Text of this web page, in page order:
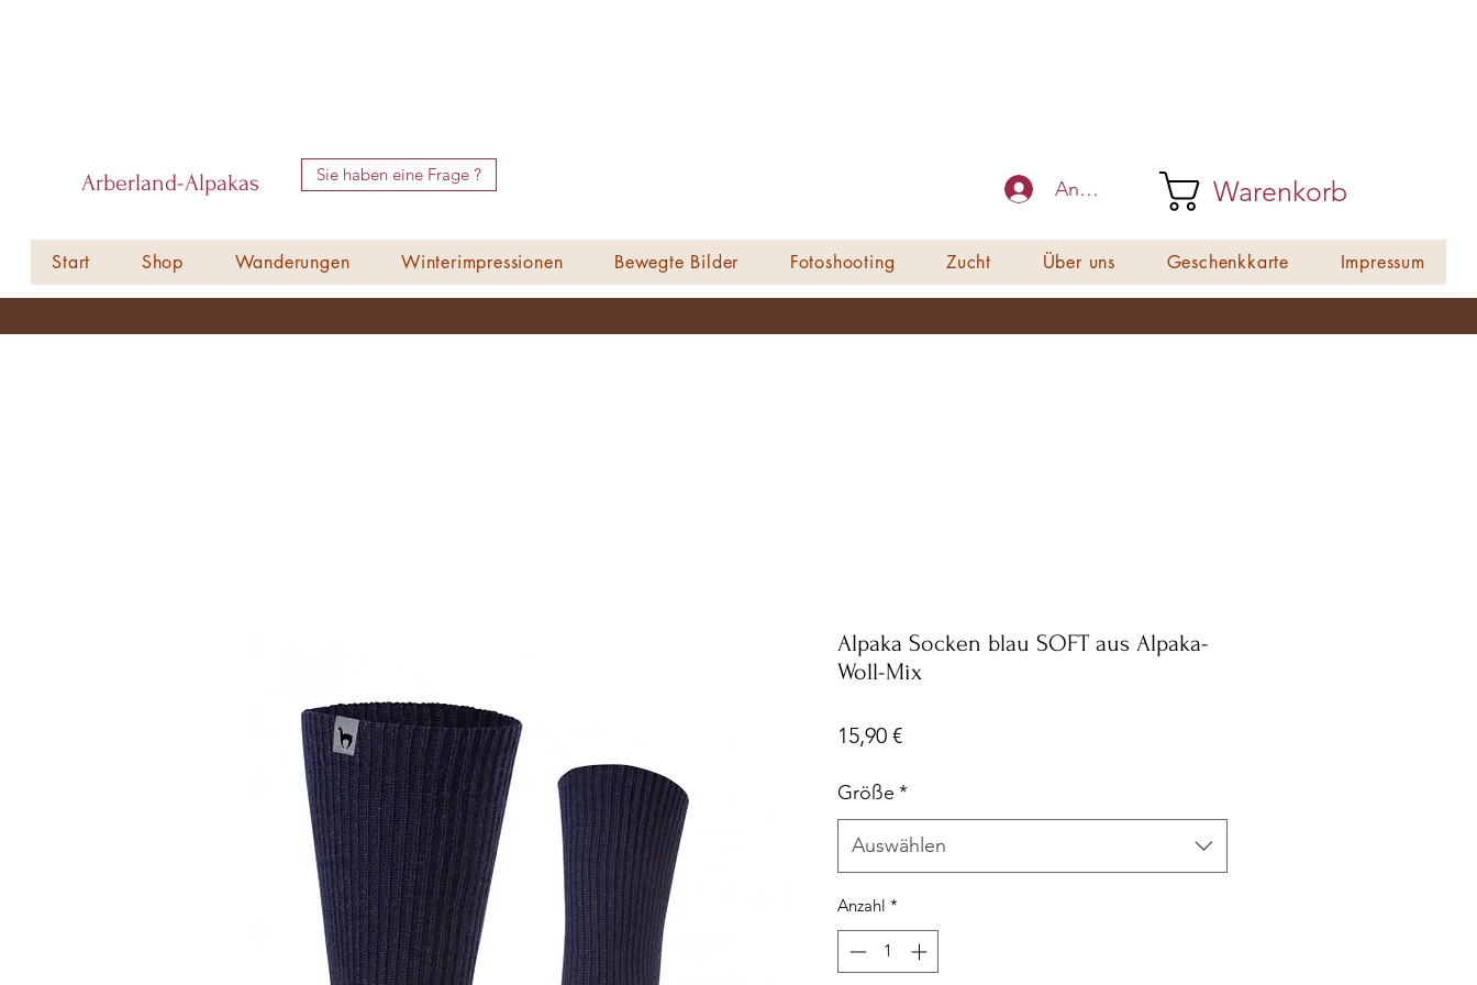
Arberland-Alpakas Sie haben eine Frage ?
Anmelden Warenkorb
Start Shop Wanderungen Winterimpressionen Bewegte Bilder Fotoshooting Zucht Über uns Geschenkkarte Impressum
Alpaka Socken blau SOFT aus Alpaka-
Woll-Mix
15,90 €Preis
Größe *
Auswählen
Anzahl *